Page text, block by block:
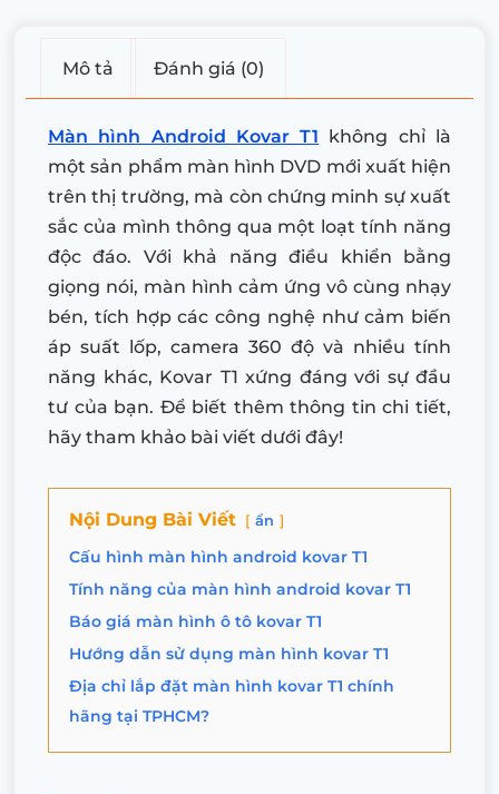
Mô tả Đánh giá (0)
Màn hình Android Kovar T1 không chỉ là
một sản phẩm màn hình DVD mới xuất hiện
trên thị trường, mà còn chứng minh sự xuất
sắc của mình thông qua một loạt tính năng
độc đáo. Với khả năng điều khiển bằng
giọng nói, màn hình cảm ứng vô cùng nhạy
bén, tích hợp các công nghệ như cảm biến
áp suất lốp, camera 360 độ và nhiều tính
năng khác, Kovar T1 xứng đáng với sự đầu
tư của bạn. Để biết thêm thông tin chi tiết,
hãy tham khảo bài viết dưới đây!
Nội Dung Bài Viết ẩn
Cấu hình màn hình android kovar T1
Tính năng của màn hình android kovar T1
Báo giá màn hình ô tô kovar T1
Hướng dẫn sử dụng màn hình kovar T1
Địa chỉ lắp đặt màn hình kovar T1 chính
hãng tại TPHCM?